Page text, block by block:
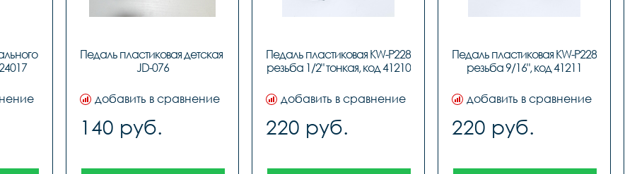
Педаль пластиковая детская
JD-076
добавить в сравнение
140 руб.
Педаль пластиковая KW-P228
резьба 1/2" тонкая, код 41210
добавить в сравнение
220 руб.
Педаль пластиковая KW-P228
резьба 9/16", код 41211
добавить в сравнение
220 руб.